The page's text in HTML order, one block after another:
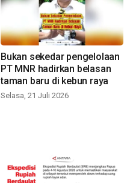
Bukan sekedar pengelolaan
PT MNR hadirkan belasan
taman baru di kebun raya
Selasa, 21 Juli 2026